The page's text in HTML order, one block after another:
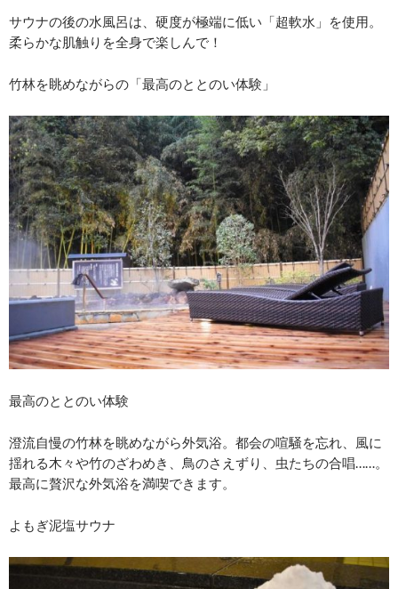
サウナの後の水風呂は、硬度が極端に低い「超軟水」を使用。
柔らかな肌触りを全身で楽しんで！
竹林を眺めながらの「最高のととのい体験」
最高のととのい体験
澄流自慢の竹林を眺めながら外気浴。都会の喧騒を忘れ、風に
揺れる木々や竹のざわめき、鳥のさえずり、虫たちの合唱……。
最高に贅沢な外気浴を満喫できます。
よもぎ泥塩サウナ